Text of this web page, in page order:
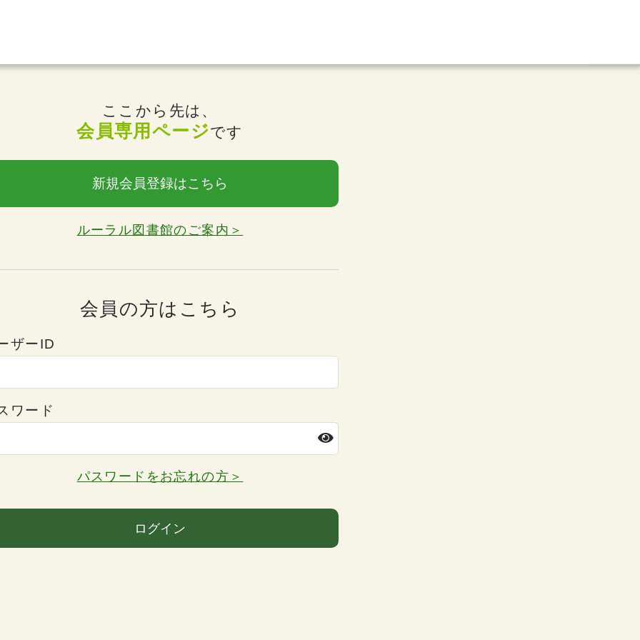
ここから先は、
会員専用ページです
新規会員登録はこちら
ルーラル図書館のご案内＞
会員の方はこちら
ザーID
ワード
パスワードをお忘れの方＞
ログイン